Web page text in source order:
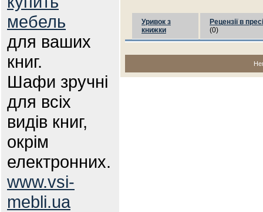
мебель
для ваших
книг.
Шафи зручні
для всіх
видів книг,
окрім
електронних.
www.vsi-
mebli.ua
Уривок з
книжки
Рецензії в пресі
(0)